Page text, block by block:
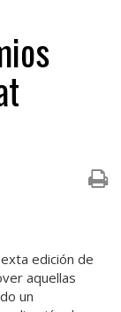
edición de
aquellas
un